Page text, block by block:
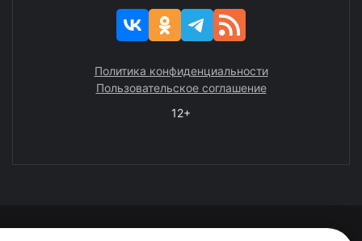
Политика конфиденциальности
Пользовательское соглашение
12+